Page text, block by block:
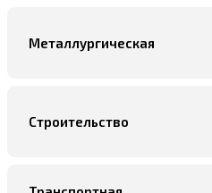
Металлургическая
Строительство